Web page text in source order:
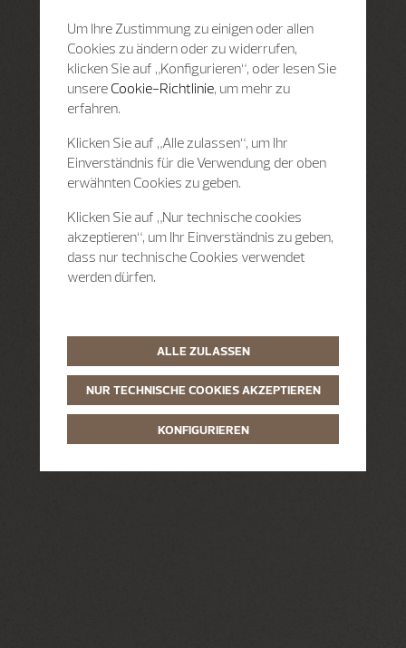
Um Ihre Zustimmung zu einigen oder allen
Cookies zu ändern oder zu widerrufen,
klicken Sie auf „Konfigurieren“, oder lesen Sie
unsere Cookie-Richtlinie, um mehr zu
erfahren.
Klicken Sie auf „Alle zulassen“, um Ihr
Einverständnis für die Verwendung der oben
erwähnten Cookies zu geben.
Klicken Sie auf „Nur technische cookies
akzeptieren“, um Ihr Einverständnis zu geben,
dass nur technische Cookies verwendet
werden dürfen.
ALLE ZULASSEN
NUR TECHNISCHE COOKIES AKZEPTIEREN
KONFIGURIEREN